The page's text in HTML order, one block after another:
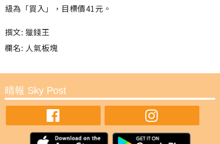
級為「買入」，目標價41元。
撰文: 獵錢王
欄名: 人氣板塊
晴報 Sky Post